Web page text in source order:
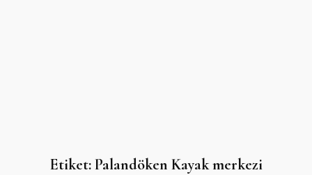
Etiket:Palandöken Kayak merkezi